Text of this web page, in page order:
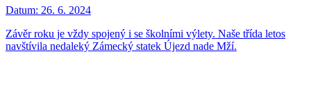
Datum: 26. 6. 2024
Závěr roku je vždy spojený i se školními výlety. Naše třída letos
navštívila nedaleký Zámecký statek Újezd nade Mží.